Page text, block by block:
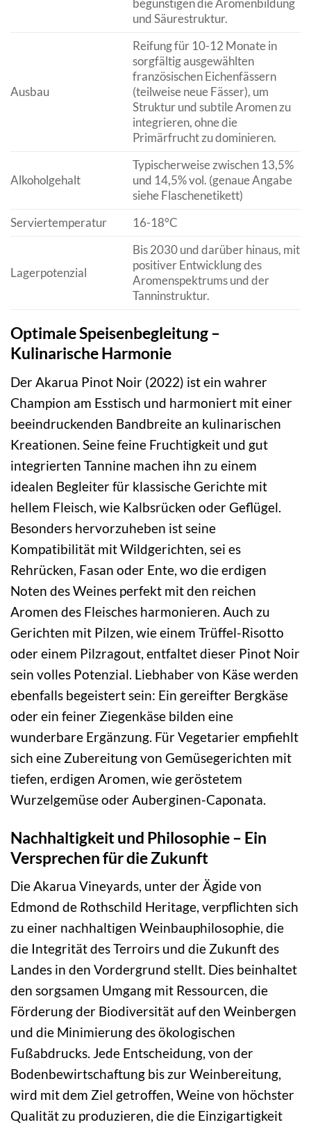
begünstigen die Aromenbildung
und Säurestruktur.
Ausbau
Reifung für 10-12 Monate in
sorgfältig ausgewählten
französischen Eichenfässern
(teilweise neue Fässer), um
Struktur und subtile Aromen zu
integrieren, ohne die
Primärfrucht zu dominieren.
Alkoholgehalt
Typischerweise zwischen 13,5%
und 14,5% vol. (genaue Angabe
siehe Flaschenetikett)
Serviertemperatur
16-18°C
Lagerpotenzial
Bis 2030 und darüber hinaus, mit
positiver Entwicklung des
Aromenspektrums und der
Tanninstruktur.
Optimale Speisenbegleitung –
Kulinarische Harmonie
Der Akarua Pinot Noir (2022) ist ein wahrer
Champion am Esstisch und harmoniert mit einer
beeindruckenden Bandbreite an kulinarischen
Kreationen. Seine feine Fruchtigkeit und gut
integrierten Tannine machen ihn zu einem
idealen Begleiter für klassische Gerichte mit
hellem Fleisch, wie Kalbsrücken oder Geflügel.
Besonders hervorzuheben ist seine
Kompatibilität mit Wildgerichten, sei es
Rehrücken, Fasan oder Ente, wo die erdigen
Noten des Weines perfekt mit den reichen
Aromen des Fleisches harmonieren. Auch zu
Gerichten mit Pilzen, wie einem Trüffel-Risotto
oder einem Pilzragout, entfaltet dieser Pinot Noir
sein volles Potenzial. Liebhaber von Käse werden
ebenfalls begeistert sein: Ein gereifter Bergkäse
oder ein feiner Ziegenkäse bilden eine
wunderbare Ergänzung. Für Vegetarier empfiehlt
sich eine Zubereitung von Gemüsegerichten mit
tiefen, erdigen Aromen, wie geröstetem
Wurzelgemüse oder Auberginen-Caponata.
Nachhaltigkeit und Philosophie – Ein
Versprechen für die Zukunft
Die Akarua Vineyards, unter der Ägide von
Edmond de Rothschild Heritage, verpflichten sich
zu einer nachhaltigen Weinbauphilosophie, die
die Integrität des Terroirs und die Zukunft des
Landes in den Vordergrund stellt. Dies beinhaltet
den sorgsamen Umgang mit Ressourcen, die
Förderung der Biodiversität auf den Weinbergen
und die Minimierung des ökologischen
Fußabdrucks. Jede Entscheidung, von der
Bodenbewirtschaftung bis zur Weinbereitung,
wird mit dem Ziel getroffen, Weine von höchster
Qualität zu produzieren, die die Einzigartigkeit